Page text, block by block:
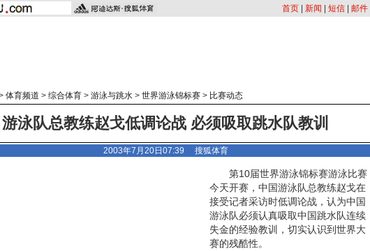
首页 新闻 短信 邮件
体育频道 > 综合体育 > 游泳与跳水 > 世界游泳锦标赛 > 比赛动态
游泳队总教练赵戈低调论战 必须吸取跳水队教训
2003年7月20日07:39 搜狐体育
第10届世界游泳锦标赛游泳比赛
今天开赛，中国游泳队总教练赵戈在
接受记者采访时低调论战，认为中国
游泳队必须认真吸取中国跳水队连续
失金的经验教训，切实认识到世界大
赛的残酷性。